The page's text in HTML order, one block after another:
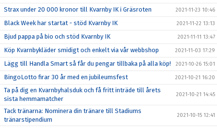
Strax under 20 000 kronor till Kvarnby IK i Gräsroten 2021-11-23 10:46
Black Week har startat - stöd Kvarnby IK 2021-11-22 13:13
Bjud pappa på bio och stöd Kvarnby IK 2021-11-11 13:47
Köp Kvarnbykläder smidigt och enkelt via vår webbshop 2021-11-03 17:29
Lägg till Handla Smart så får du pengar tillbaka på alla köp! 2021-10-26 15:01
BingoLotto firar 30 år med en jubileumsfest 2021-10-21 16:20
Ta på dig en Kvarnbyhalsduk och få fritt inträde till årets
sista hemmamatcher
2021-10-21 14:45
Tack tränarna: Nominera din tränare till Stadiums
tränarstipendium
2021-10-15 12:41